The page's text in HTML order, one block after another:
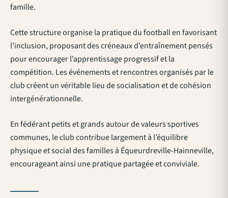
famille.
Cette structure organise la pratique du football en favorisant
l’inclusion, proposant des créneaux d’entraînement pensés
pour encourager l’apprentissage progressif et la
compétition. Les événements et rencontres organisés par le
club créent un véritable lieu de socialisation et de cohésion
intergénérationnelle.
En fédérant petits et grands autour de valeurs sportives
communes, le club contribue largement à l’équilibre
physique et social des familles à Équeurdreville-Hainneville,
encourageant ainsi une pratique partagée et conviviale.